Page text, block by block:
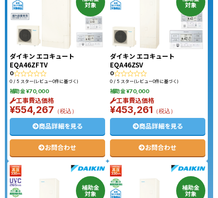
対象
ダイキン エコキュート
EQA46ZFTV
0
0 / 5 スター(レビュー0件に基づく)
補助金 ¥70,000
工事費込価格
¥554,267 （税込）
商品詳細を見る
お問合わせ
対象
ダイキン エコキュート
EQA46ZSV
0
0 / 5 スター(レビュー0件に基づく)
補助金 ¥70,000
工事費込価格
¥453,261 （税込）
商品詳細を見る
お問合わせ
補助金
対象
補助金
対象